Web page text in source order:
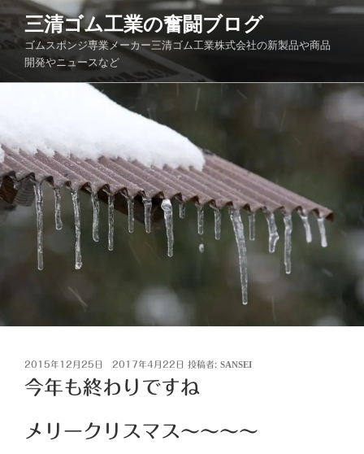
ン
テ
ツ
キ
ッ
プ
三清ゴム工業の奮闘ブログ
ゴムスポンジ専業メーカー三清ゴム工業株式会社の新製品や商品
開発やニュースなど
投
稿
日:
2015年12月25日 2017年4月22日 投稿者: SANSEI
今年も終わりですね
メリークリスマス～～～～